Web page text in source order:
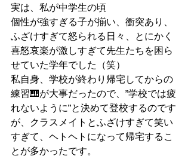
実は、私が中学生の頃
個性が強すぎる子が揃い、衝突あり、
ふざけすぎて怒られる日々、とにかく
喜怒哀楽が激しすぎて先生たちを困ら
せていた学年でした（笑）
私自身、学校が終わり帰宅してからの
練習🎹が大事だったので、”学校では疲
れないように”と決めて登校するのです
が、クラスメイトとふざけすぎて笑い
すぎて、ヘトヘトになって帰宅するこ
とが多かったです。